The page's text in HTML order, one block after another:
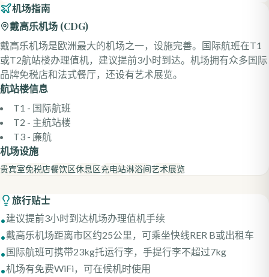
机场指南
戴高乐机场 (CDG)
戴高乐机场是欧洲最大的机场之一，设施完善。国际航班在T1
或T2航站楼办理值机，建议提前3小时到达。机场拥有众多国际
品牌免税店和法式餐厅，还设有艺术展览。
航站楼信息
T1 - 国际航班
T2 - 主航站楼
T3 - 廉航
机场设施
贵宾室免税店餐饮区休息区充电站淋浴间艺术展览
旅行贴士
•建议提前3小时到达机场办理值机手续
•戴高乐机场距离市区约25公里，可乘坐快线RER B或出租车
•国际航班可携带23kg托运行李，手提行李不超过7kg
•机场有免费WiFi，可在候机时使用